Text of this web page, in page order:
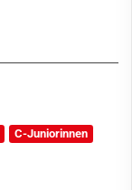
C-Juniorinnen